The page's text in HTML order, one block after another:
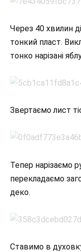
Через 40 хвилин
тонкий пласт.
тонко нарізані
Звертаємо лист
Тепер нарізаємо
перекладаємо
деко.
Ставимо в